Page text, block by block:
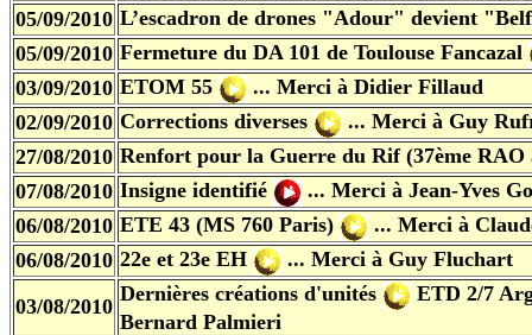
05/09/2010 L’escadron de drones "Adour" devient
05/09/2010 Fermeture du DA 101 de Toulouse Fancazal
03/09/2010 ETOM 55
... Merci à Didier Fillaud
02/09/2010 Corrections diverses
... Merci à Guy
27/08/2010 Renfort pour la Guerre du Rif(37ème
07/08/2010 Insigne identifié
... Merci à Jean-Yves
06/08/2010 ETE 43 (MS 760 Paris)
... Merci à
06/08/2010 22e et 23e EH
... Merci à Guy Fluchart
03/08/2010
Dernières créations d'unités
ETD 2/7
Bernard Palmieri